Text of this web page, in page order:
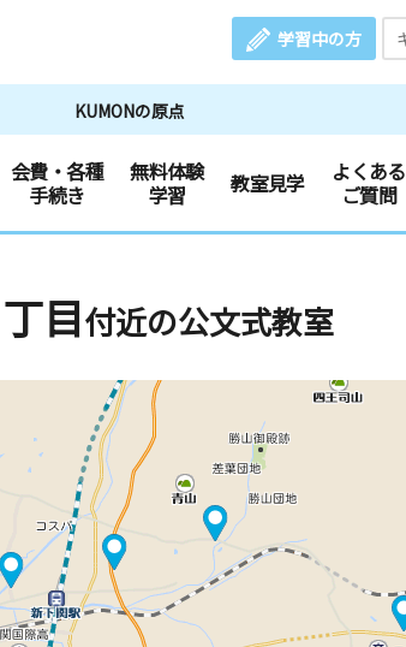
学習中の方
KUMONの原点
会費・各種
手続き
無料体験
学習
教室見学
よくある
ご質問
目付近の公文式教室